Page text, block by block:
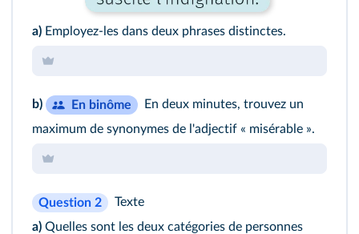
a) Employez-les dans deux phrases distinctes.
b) En binôme
En deux minutes, trouvez un
maximum de synonymes de l'adjectif « misérable ».
Question 2
Texte
a) Quelles sont les deux catégories de personnes